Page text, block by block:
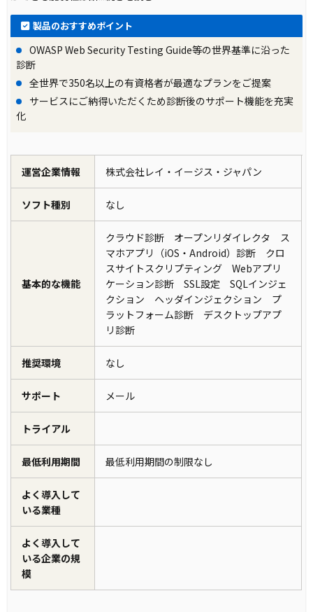
製品のおすすめポイント
OWASP Web Security Testing Guide等の世界基準に沿った
診断
全世界で350名以上の有資格者が最適なプランをご提案
サービスにご納得いただくため診断後のサポート機能を充実
化
運営企業情報 株式会社レイ・イージス・ジャパン
ソフト種別 なし
基本的な機能
クラウド診断 オープンリダイレクタ ス
マホアプリ（iOS・Android）診断 クロ
スサイトスクリプティング Webアプリ
ケーション診断 SSL設定 SQLインジェ
クション ヘッダインジェクション プ
ラットフォーム診断 デスクトップアプ
リ診断
推奨環境 なし
サポート メール
トライアル
最低利用期間 最低利用期間の制限なし
よく導入して
いる業種
よく導入して
いる企業の規
模